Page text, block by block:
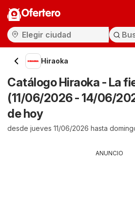
Ofertero
Hiraoka
Catálogo Hiraoka - La
(11/06/2026 - 14/06/
de hoy
desde jueves 11/06/2026 hasta
ANUNCIO